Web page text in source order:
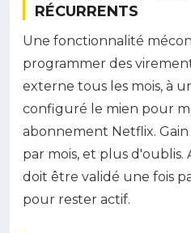
RÉCURRENTS
Une fonctionnalité
programmer des
externe tous les mois, à
configuré le mien pour
abonnement Netflix.
par mois, et plus
doit être validé une fois
pour rester actif.